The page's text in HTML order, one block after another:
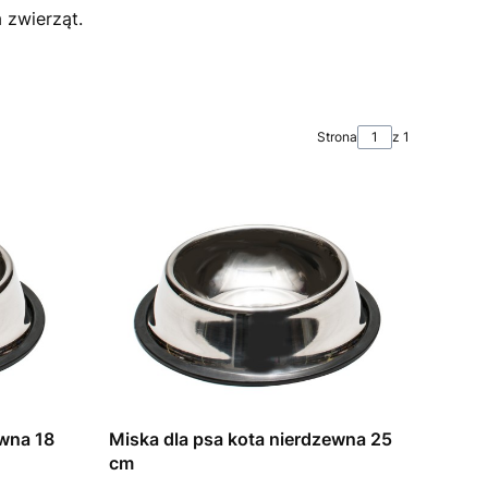
zwierząt.
Strona z 1
18
Miska dla psa kota nierdzewna 25
cm